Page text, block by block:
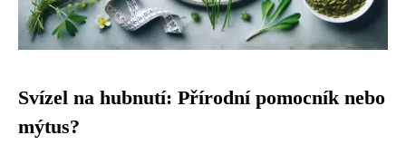
Svízel na hubnutí: Přírodní pomocník nebo
mýtus?